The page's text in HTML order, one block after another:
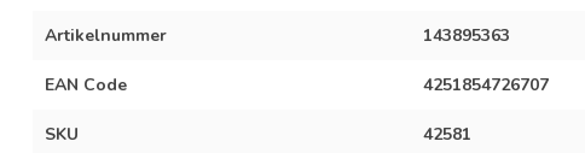
Artikelnummer 143895363
EAN Code 4251854726707
SKU 42581